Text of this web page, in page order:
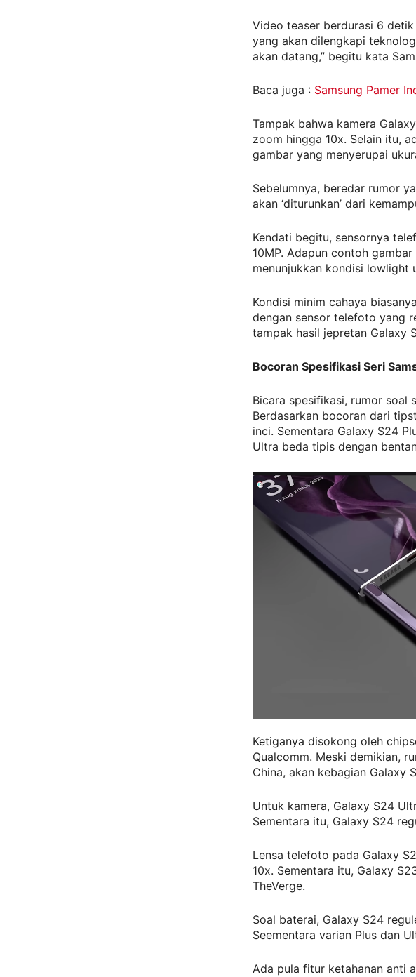
Video teaser berdurasi 6
yang akan dilengkapi
akan datang,” begitu kata
Baca juga : Samsung Pamer
Tampak bahwa kamera
zoom hingga 10x. Selain itu,
gambar yang menyerupai
Sebelumnya, beredar rumor
akan ‘diturunkan’ dari
Kendati begitu, sensornya
10MP. Adapun contoh
menunjukkan kondisi lowlight
Kondisi minim cahaya
dengan sensor telefoto yang
tampak hasil jepretan Galaxy
Bocoran Spesifikasi Seri
Bicara spesifikasi, rumor soal
Berdasarkan bocoran dari
inci. Sementara Galaxy S24
Ultra beda tipis dengan
Ketiganya disokong oleh
Qualcomm. Meski demikian,
China, akan kebagian Galaxy
Untuk kamera, Galaxy S24
Sementara itu, Galaxy S24
Lensa telefoto pada Galaxy
10x. Sementara itu, Galaxy
TheVerge.
Soal baterai, Galaxy S24
Seementara varian Plus dan
Ada pula fitur ketahanan anti